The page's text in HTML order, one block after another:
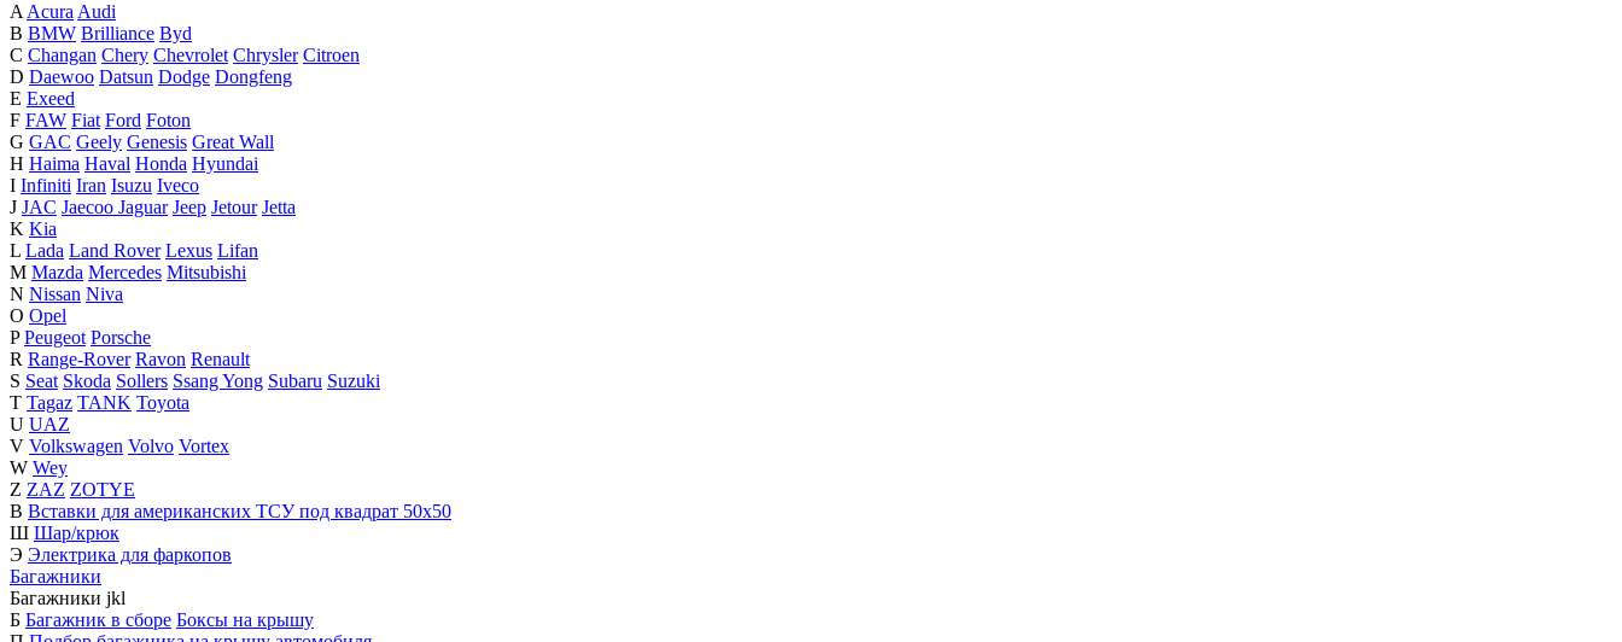
AAcuraAudi
B BMW Brilliance Byd
C Changan Chery Chevrolet Chrysler Citroen
D Daewoo Datsun Dodge Dongfeng
E Exeed
F FAW Fiat Ford Foton
G GAC Geely Genesis Great Wall
H Haima Haval Honda Hyundai
I Infiniti Iran Isuzu Iveco
J JAC Jaecoo Jaguar Jeep Jetour Jetta
K Kia
L Lada Land Rover Lexus Lifan
M Mazda Mercedes Mitsubishi
N Nissan Niva
O Opel
P Peugeot Porsche
R Range-Rover Ravon Renault
S Seat Skoda Sollers Ssang Yong Subaru Suzuki
T Tagaz TANK Toyota
U UAZ
V Volkswagen Volvo Vortex
W Wey
Z ZAZ ZOTYE
В Вставки для американских ТСУ под квадрат 50х50
Ш Шар/крюк
Э Электрика для фаркопов
Багажники
Багажники jkl
Б Багажник в сборе Боксы на крышу